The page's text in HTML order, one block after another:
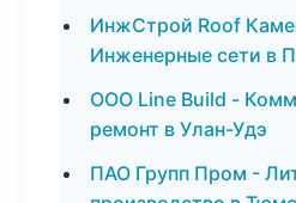
ИнжСтрой Roof
Инженерные сети в
ООО Line Build -
ремонт в Улан-Удэ
ПАО Групп Пром -